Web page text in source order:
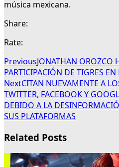
música mexicana.
Share:
Rate:
PreviousJONATHAN OROZCO
PARTICIPACIÓN DE TIGRES
NextCITAN NUEVAMENTE A
TWITTER, FACEBOOK Y
DEBIDO A LA
SUS PLATAFORMAS
Related Posts